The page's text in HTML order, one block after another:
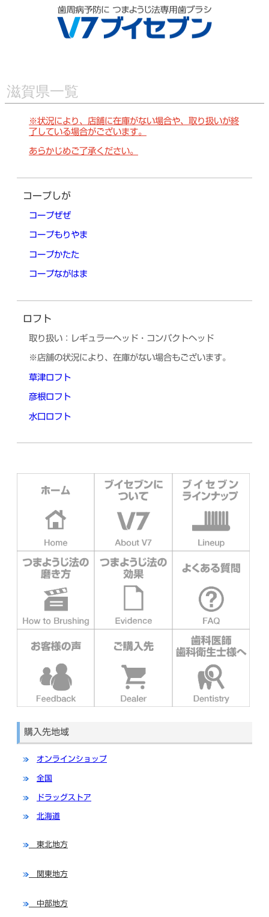
滋賀県一覧
※状況により、店舗に在庫がない場合や、取り扱いが終
了している場合がございます。
あらかじめご了承ください。
コープしが
コープぜぜ
コープもりやま
コープかたた
コープながはま
ロフト
取り扱い：レギュラーヘッド・コンパクトヘッド
※店舗の状況により、在庫がない場合もございます。
草津ロフト
彦根ロフト
水口ロフト
購入先地域
オンラインショップ
全国
ドラッグストア
北海道
東北地方
関東地方
中部地方